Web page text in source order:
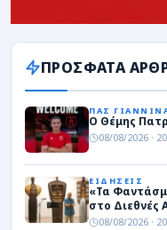
ΠΡΟΣΦΑΤΑ
ΠΑΣ
Ο Θέμης
08/08/2026 ·
ΕΙΔΗΣΕΙΣ
«Τα
στο Διεθνές
08/08/2026 ·